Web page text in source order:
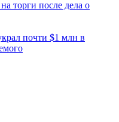
торги после дела о
почти $1 млн в